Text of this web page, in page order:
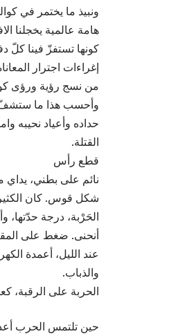
ونبيذ ما يختمر في
هامة عالمية يخجلنا
كونها تستفزّ فينا
إغراءات اجترار
من نسج رؤية ورؤى
وأحسب هذا ما ستشفّ
حداده وأعياد
القتلة.
قطع رأس
نائم على بطني،
شكل قوس. كان الكثير
الحَرْبة، درجة
أنحنى. ضغط على
عند الليل، أعمدة
والذباب.
الحربة على الرقبة،
حين تلتمس الحرب